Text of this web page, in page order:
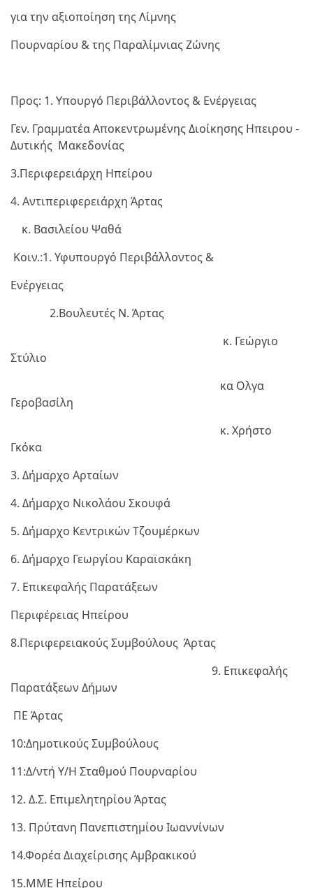
για την αξιοποίηση της Λίμνης
Πουρναρίου & της Παραλίμνιας Ζώνης
Προς: 1. Υπουργό Περιβάλλοντος & Ενέργειας
Γεν. Γραμματέα Αποκεντρωμένης Διοίκησης Ηπειρου -
Δυτικής Μακεδονίας
3.Περιφερειάρχη Ηπείρου
4. Αντιπεριφερειάρχη Άρτας
κ. Βασιλείου Ψαθά
Κοιν.:1. Υφυπουργό Περιβάλλοντος &
Ενέργειας
2.Βουλευτές Ν. Άρτας
κ. Γεώργιο
Στύλιο
κα Ολγα
Γεροβασίλη
κ. Χρήστο
Γκόκα
3. Δήμαρχο Αρταίων
4. Δήμαρχο Νικολάου Σκουφά
5. Δήμαρχο Κεντρικών Τζουμέρκων
6. Δήμαρχο Γεωργίου Καραϊσκάκη
7. Επικεφαλής Παρατάξεων
Περιφέρειας Ηπείρου
8.Περιφερειακούς Συμβούλους Άρτας
9. Επικεφαλής
Παρατάξεων Δήμων
ΠΕ Άρτας
10:Δημοτικούς Συμβούλους
11:Δ/ντή Υ/Η Σταθμού Πουρναρίου
12. Δ.Σ. Επιμελητηρίου Άρτας
13. Πρύτανη Πανεπιστημίου Ιωαννίνων
14.Φορέα Διαχείρισης Αμβρακικού
15.ΜΜΕ Ηπείρου